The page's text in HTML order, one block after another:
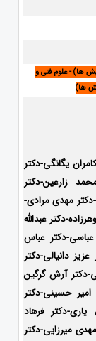
ها) - علوم فنی و
ها)
یگانگی-دکتر
زارعین-دکتر
مهدی مرادی-
دکتر عبدالله
دکتر عباس
دانیالی-دکتر
دکتر آرش گرگین
حسینی-دکتر
دکتر فرهاد
میرزایی-دکتر